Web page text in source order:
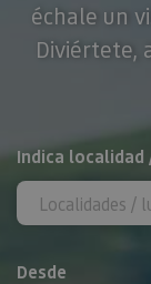
échale un
Diviértete,
BUSCAR
Indica localidad
Desde